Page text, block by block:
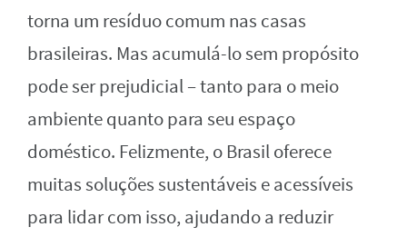
torna um resíduo comum nas casas
brasileiras. Mas acumulá-lo sem propósito
pode ser prejudicial – tanto para o meio
ambiente quanto para seu espaço
doméstico. Felizmente, o Brasil oferece
muitas soluções sustentáveis e acessíveis
para lidar com isso, ajudando a reduzir